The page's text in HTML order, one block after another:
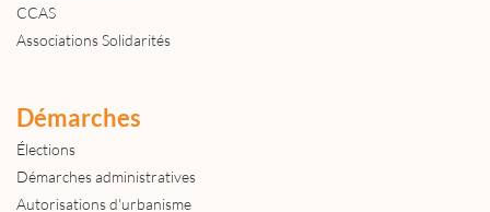
CCAS
Associations Solidarités
Démarches
Élections
Démarches administratives
Autorisations d'urbanisme